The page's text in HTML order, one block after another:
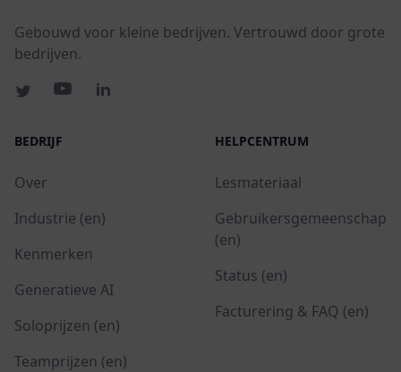
Gebouwd voor kleine bedrijven. Vertrouwd door grote
bedrijven.
BEDRIJF
Over
Industrie (en)
Kenmerken
Generatieve AI
Soloprijzen (en)
Teamprijzen (en)
HELPCENTRUM
Lesmateriaal
Gebruikersgemeenschap
(en)
Status (en)
Facturering & FAQ (en)